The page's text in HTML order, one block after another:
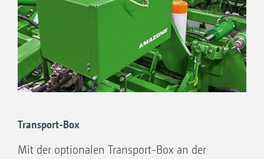
Transport-Box
Mit der optionalen Transport-Box an der